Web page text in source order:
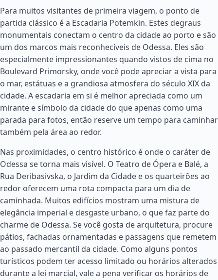
Para muitos visitantes de primeira viagem, o ponto de
partida clássico é a Escadaria Potemkin. Estes degraus
monumentais conectam o centro da cidade ao porto e são
um dos marcos mais reconhecíveis de Odessa. Eles são
especialmente impressionantes quando vistos de cima no
Boulevard Primorsky, onde você pode apreciar a vista para
o mar, estátuas e a grandiosa atmosfera do século XIX da
cidade. A escadaria em si é melhor apreciada como um
mirante e símbolo da cidade do que apenas como uma
parada para fotos, então reserve um tempo para caminhar
também pela área ao redor.
Nas proximidades, o centro histórico é onde o caráter de
Odessa se torna mais visível. O Teatro de Ópera e Balé, a
Rua Deribasivska, o Jardim da Cidade e os quarteirões ao
redor oferecem uma rota compacta para um dia de
caminhada. Muitos edifícios mostram uma mistura de
elegância imperial e desgaste urbano, o que faz parte do
charme de Odessa. Se você gosta de arquitetura, procure
pátios, fachadas ornamentadas e passagens que remetem
ao passado mercantil da cidade. Como alguns pontos
turísticos podem ter acesso limitado ou horários alterados
durante a lei marcial, vale a pena verificar os horários de